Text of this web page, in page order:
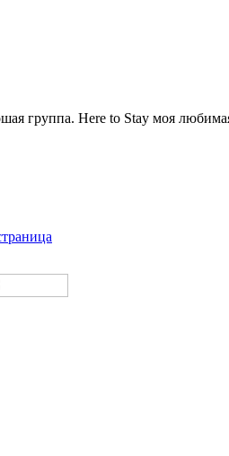
группа. Here to Stay моя